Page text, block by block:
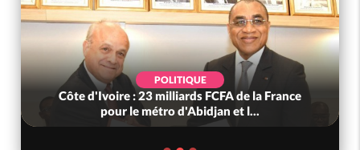
POLITIQUE
Côte d'Ivoire : 23 milliards FCFA de la France
pour le métro d'Abidjan et l...